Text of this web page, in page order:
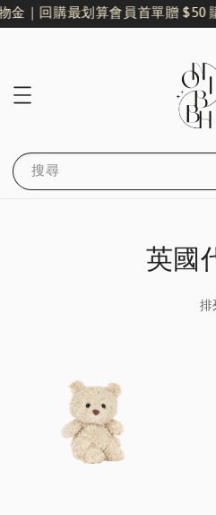
｜回購最划算會員首單贈 $50
搜尋
英國